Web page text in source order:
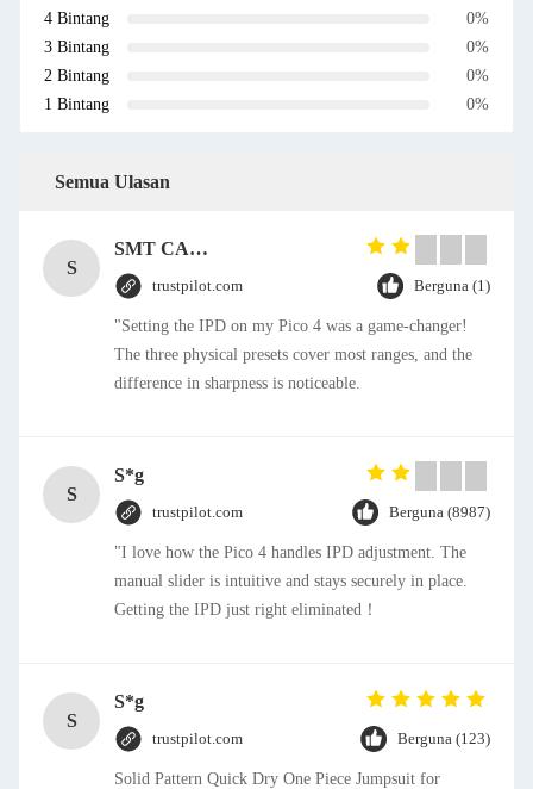
4 Bintang
0%
3 Bintang
0%
2 Bintang
0%
1 Bintang
0%
Semua Ulasan
S
SMT CAP Type Box Header Connector 1.27mm Pitch Gold Flash Contact Plating
trustpilot.com Berguna (1)
"Setting the IPD on my Pico 4 was a game-changer!
The three physical presets cover most ranges, and the
difference in sharpness is noticeable.
S
S*g
trustpilot.com Berguna (8987)
"I love how the Pico 4 handles IPD adjustment. The
manual slider is intuitive and stays securely in place.
Getting the IPD just right eliminated！
S
S*g
trustpilot.com Berguna (123)
Solid Pattern Quick Dry One Piece Jumpsuit for